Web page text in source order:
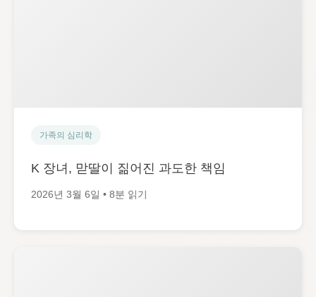
가족의 심리학
K 장녀, 맏딸이 짊어진 과도한 책임
2026년 3월 6일 • 8분 읽기